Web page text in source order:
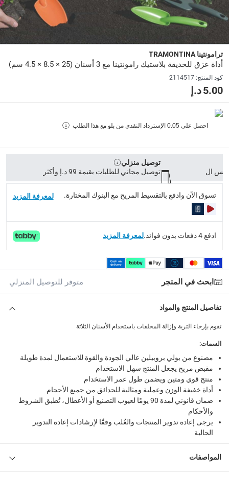
الأبعاد:
27.8 x 7.3 x 3.2
Delivery & Returns
delivery method
التوصيل المُتَتَبَّع: خلال 1 إلى 5 أيام عمل
توصيل المنتجات الكبيرة أو التي تحتاج تركيب: خلال 2 إلى 4 أيام عمل
الاستلام من المتجر عبر خدمة “انقر واستلم” لمنتجات
returns
What's in the Box
ترامونتينا TRAMONTINA
أداة عزق للحديقة بلاستيك رامونتينا مع 3 أسنان (25 × 8.5 × 4.5 سم)
كود المنتج:
2114517
5.00 د.إ
احصل على 0.05 الإسترداد النقدي من بلو مع هذا الطلب
توصيل منزلي
توصيل مجاني للطلبات بقيمة 99 د.إ وأكثر
تسوق الآن وادفع بالتقسيط المريح مع البنوك المختارة. لمعرفة المزيد
ادفع 4 دفعات بدون فوائد. لمعرفة المزيد
ابحث في المتجر متوفر للتوصيل المنزلي
تفاصيل المنتج والمواد
تقوم بإرخاء التربة وإزالة المخلفات باستخدام الأسنان الثلاثة
السمات:
مصنوع من بولي بروبيلين عالي الجودة والقوة للاستعمال لمدة طويلة
مقبض مريح يجعل المنتج سهل الاستخدام
منتج قوي ومتين ويضمن طول عمر الاستخدام
أداة خفيفة الوزن وعملية ومثالية للحدائق من جميع الأحجام
ضمان قانوني لمدة 90 يومًا لعيوب التصنيع أو الأعطال، تُطبق الشروط
والأحكام
يرجى إعادة تدوير المنتجات والعُلب وفقًا لإرشادات إعادة التدوير
الحالية
المواصفات